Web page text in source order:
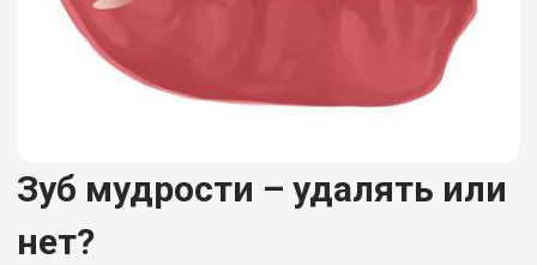
Зуб мудрости – удалять или
нет?